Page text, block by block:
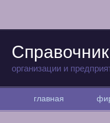
организации и
главная